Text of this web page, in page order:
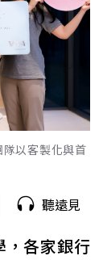
以客製化與首
聽遠見
，各家銀行